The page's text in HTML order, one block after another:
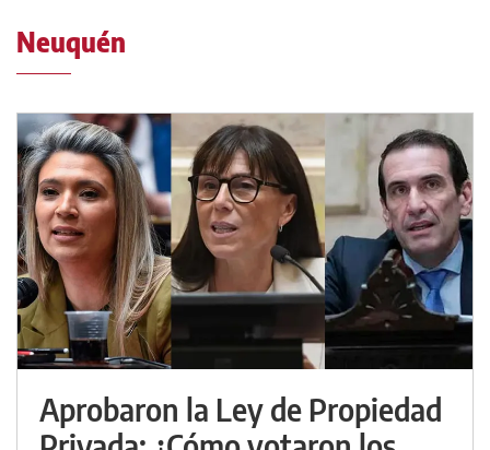
Neuquén
Aprobaron la Ley de Propiedad